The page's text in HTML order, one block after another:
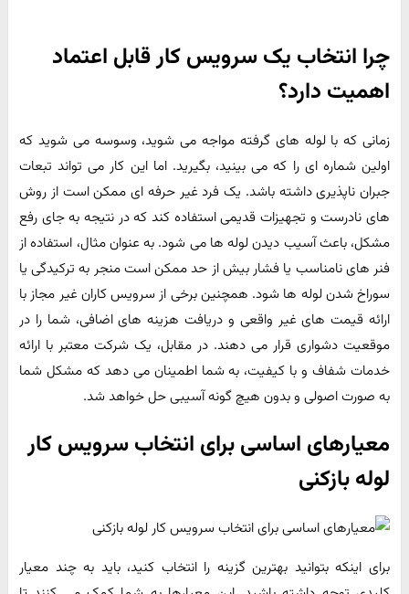
چرا انتخاب یک سرویس کار قابل اعتماد
اهمیت دارد؟
زمانی که با لوله های گرفته مواجه می شوید، وسوسه می شوید که
اولین شماره ای را که می بینید، بگیرید. اما این کار می تواند تبعات
جبران ناپذیری داشته باشد. یک فرد غیر حرفه ای ممکن است از روش
های نادرست و تجهیزات قدیمی استفاده کند که در نتیجه به جای رفع
مشکل، باعث آسیب دیدن لوله ها می شود. به عنوان مثال، استفاده از
فنر های نامناسب یا فشار بیش از حد ممکن است منجر به ترکیدگی یا
سوراخ شدن لوله ها شود. همچنین برخی از سرویس کاران غیر مجاز با
ارائه قیمت های غیر واقعی و دریافت هزینه های اضافی، شما را در
موقعیت دشواری قرار می دهند. در مقابل، یک شرکت معتبر با ارائه
خدمات شفاف و با کیفیت، به شما اطمینان می دهد که مشکل شما
به صورت اصولی و بدون هیچ گونه آسیبی حل خواهد شد.
معیارهای اساسی برای انتخاب سرویس کار
لوله بازکنی
برای اینکه بتوانید بهترین گزینه را انتخاب کنید، باید به چند معیار